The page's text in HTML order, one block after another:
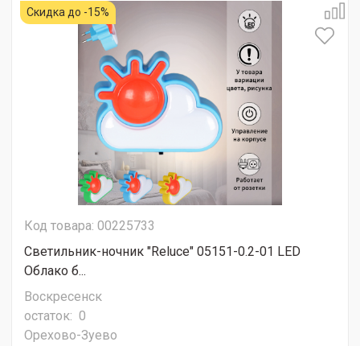
Скидка до -15%
Код товара: 00225733
Светильник-ночник "Reluce" 05151-0.2-01 LED
Облако б...
Воскресенск
остаток: 0
Орехово-Зуево